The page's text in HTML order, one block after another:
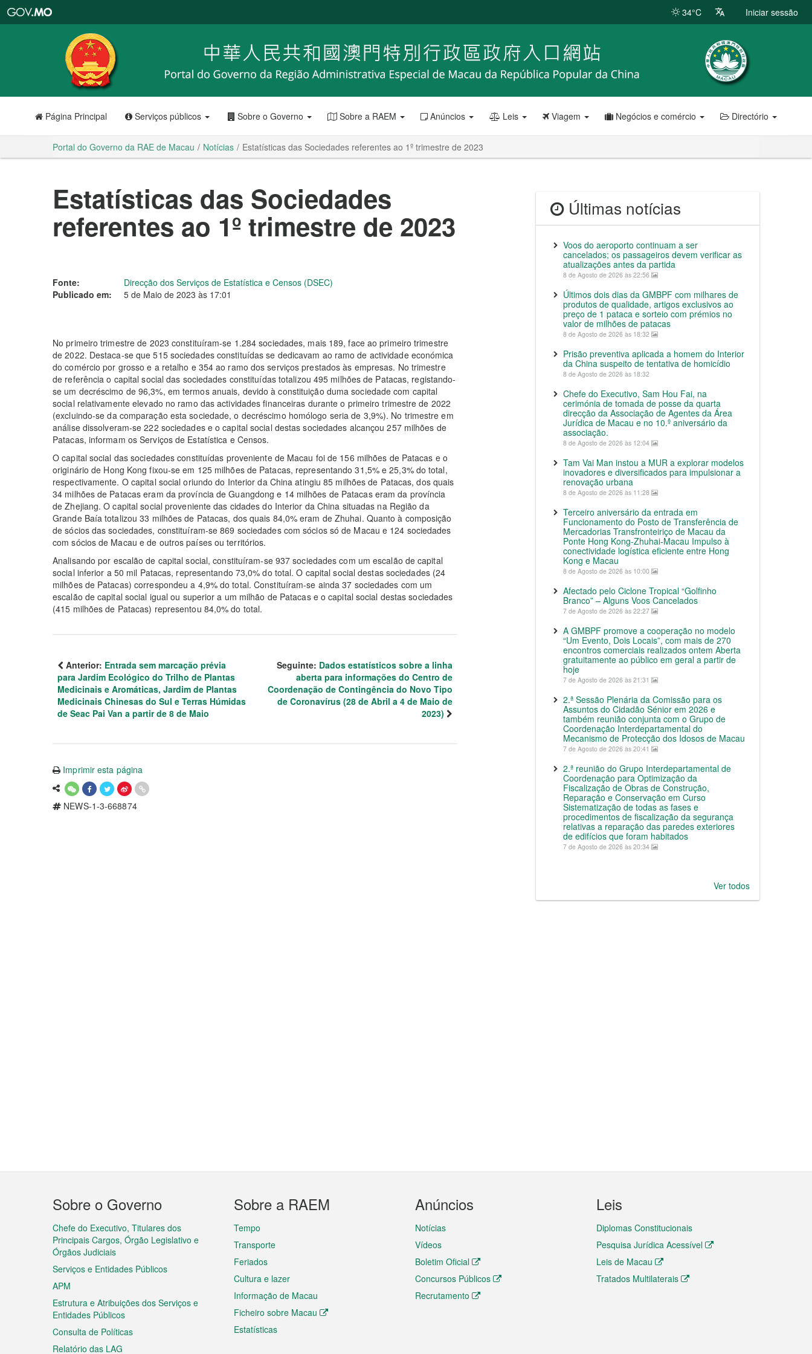
RAE
de
Macau
34°C Iniciar sessão
Página Principal Serviços públicos Sobre o Governo Sobre a RAEM Anúncios Leis Viagem Negócios e comércio Directório
Portal do Governo da RAE de Macau Notícias Estatísticas das Sociedades referentes ao 1º trimestre de 2023
Estatísticas das Sociedades
referentes ao 1º trimestre de 2023
Fonte:
Direcção dos Serviços de Estatística e Censos (DSEC)
Publicado em:
5 de Maio de 2023 às 17:01
No primeiro trimestre de 2023 constituíram-se 1.284 sociedades, mais 189, face ao primeiro trimestre
de 2022. Destaca-se que 515 sociedades constituídas se dedicavam ao ramo de actividade económica
do comércio por grosso e a retalho e 354 ao ramo dos serviços prestados às empresas. No trimestre
de referência o capital social das sociedades constituídas totalizou 495 milhões de Patacas, registando-
se um decréscimo de 96,3%, em termos anuais, devido à constituição duma sociedade com capital
social relativamente elevado no ramo das actividades financeiras durante o primeiro trimestre de 2022
(excluindo-se da comparação esta sociedade, o decréscimo homólogo seria de 3,9%). No trimestre em
análise dissolveram-se 222 sociedades e o capital social destas sociedades alcançou 257 milhões de
Patacas, informam os Serviços de Estatística e Censos.
O capital social das sociedades constituídas proveniente de Macau foi de 156 milhões de Patacas e o
originário de Hong Kong fixou-se em 125 milhões de Patacas, representando 31,5% e 25,3% do total,
respectivamente. O capital social oriundo do Interior da China atingiu 85 milhões de Patacas, dos quais
34 milhões de Patacas eram da província de Guangdong e 14 milhões de Patacas eram da província
de Zhejiang. O capital social proveniente das cidades do Interior da China situadas na Região da
Grande Baía totalizou 33 milhões de Patacas, dos quais 84,0% eram de Zhuhai. Quanto à composição
de sócios das sociedades, constituíram-se 869 sociedades com sócios só de Macau e 124 sociedades
com sócios de Macau e de outros países ou territórios.
Analisando por escalão de capital social, constituíram-se 937 sociedades com um escalão de capital
social inferior a 50 mil Patacas, representando 73,0% do total. O capital social destas sociedades (24
milhões de Patacas) correspondeu a 4,9% do total. Constituíram-se ainda 37 sociedades com um
escalão de capital social igual ou superior a um milhão de Patacas e o capital social destas sociedades
(415 milhões de Patacas) representou 84,0% do total.
Anterior: Entrada sem marcação prévia
para Jardim Ecológico do Trilho de Plantas
Medicinais e Aromáticas, Jardim de Plantas
Medicinais Chinesas do Sul e Terras Húmidas
de Seac Pai Van a partir de 8 de Maio
Seguinte: Dados estatísticos sobre a linha
aberta para informações do Centro de
Coordenação de Contingência do Novo Tipo
de Coronavírus (28 de Abril a 4 de Maio de
2023)
Imprimir esta página
NEWS-1-3-668874
Últimas notícias
Voos do aeroporto continuam a ser
cancelados; os passageiros devem verificar as
atualizações antes da partida
8 de Agosto de 2026 às 22:56
Últimos dois dias da GMBPF com milhares de
produtos de qualidade, artigos exclusivos ao
preço de 1 pataca e sorteio com prémios no
valor de milhões de patacas
8 de Agosto de 2026 às 18:32
Prisão preventiva aplicada a homem do Interior
da China suspeito de tentativa de homicídio
8 de Agosto de 2026 às 18:32
Chefe do Executivo, Sam Hou Fai, na
cerimónia de tomada de posse da quarta
direcção da Associação de Agentes da Área
Jurídica de Macau e no 10.º aniversário da
associação.
8 de Agosto de 2026 às 12:04
Tam Vai Man instou a MUR a explorar modelos
inovadores e diversificados para impulsionar a
renovação urbana
8 de Agosto de 2026 às 11:28
Terceiro aniversário da entrada em
Funcionamento do Posto de Transferência de
Mercadorias Transfronteiriço de Macau da
Ponte Hong Kong-Zhuhai-Macau Impulso à
conectividade logística eficiente entre Hong
Kong e Macau
8 de Agosto de 2026 às 10:00
Afectado pelo Ciclone Tropical “Golfinho
Branco” – Alguns Voos Cancelados
7 de Agosto de 2026 às 22:27
A GMBPF promove a cooperação no modelo
“Um Evento, Dois Locais”, com mais de 270
encontros comerciais realizados ontem Aberta
gratuitamente ao público em geral a partir de
hoje
7 de Agosto de 2026 às 21:31
2.ª Sessão Plenária da Comissão para os
Assuntos do Cidadão Sénior em 2026 e
também reunião conjunta com o Grupo de
Coordenação Interdepartamental do
Mecanismo de Protecção dos Idosos de Macau
7 de Agosto de 2026 às 20:41
2.ª reunião do Grupo Interdepartamental de
Coordenação para Optimização da
Fiscalização de Obras de Construção,
Reparação e Conservação em Curso
Sistematização de todas as fases e
procedimentos de fiscalização da segurança
relativas a reparação das paredes exteriores
de edifícios que foram habitados
7 de Agosto de 2026 às 20:34
Ver todos
Menu
do
rodapé
Sobre o Governo
Chefe do Executivo, Titulares dos
Principais Cargos, Órgão Legislativo e
Órgãos Judiciais
Serviços e Entidades Públicos
APM
Estrutura e Atribuições dos Serviços e
Entidades Públicos
Consulta de Políticas
Relatório das LAG
Sobre a RAEM
Tempo
Transporte
Feriados
Cultura e lazer
Informação de Macau
Ficheiro sobre Macau
Estatísticas
Anúncios
Notícias
Vídeos
Boletim Oficial
Concursos Públicos
Recrutamento
Leis
Diplomas Constitucionais
Pesquisa Jurídica Acessível
Leis de Macau
Tratados Multilaterais